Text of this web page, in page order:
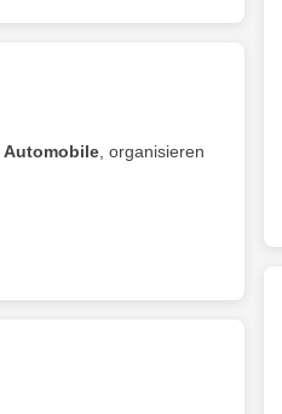
Automobile , organisieren